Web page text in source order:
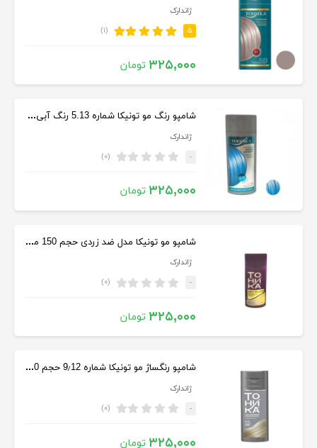
ژاندارک
۵ (۱)
۳۲۵,۰۰۰ تومان
شامپو رنگ مو تونیکا شماره 5.13 رنگ آبی اقیانوسی حجم 150 میلی لیتر
ژاندارک
- (۰)
۳۲۵,۰۰۰ تومان
شامپو مو تونیکا مدل ضد زردی حجم 150 میلی لیتر
ژاندارک
- (۰)
۳۲۵,۰۰۰ تومان
شامپو رنگساژ مو تونیکا شماره 9٫12 حجم 150 میلی لیتر رنگ بلوند
ژاندارک
- (۰)
۳۲۵,۰۰۰ تومان